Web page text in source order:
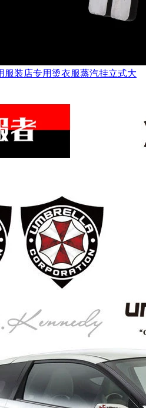
服装店专用烫衣服蒸汽挂立式大